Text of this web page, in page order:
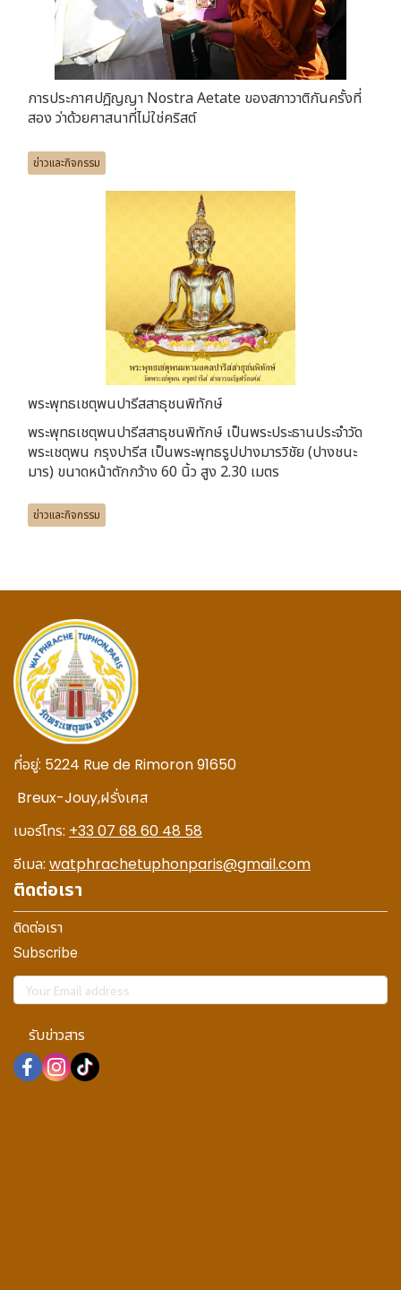
การประกาศปฎิญญา Nostra Aetate ของสภาวาติกันครั้งที่
สอง ว่าด้วยศาสนาที่ไม่ใช่คริสต์
ข่าวและกิจกรรม
พระพุทธเชตุพนปารีสสาธุชนพิทักษ์
พระพุทธเชตุพนปารีสสาธุชนพิทักษ์ เป็นพระประธานประจำวัด
พระเชตุพน กรุงปารีส เป็นพระพุทธรูปปางมารวิชัย (ปางชนะ
มาร) ขนาดหน้าตักกว้าง 60 นิ้ว สูง 2.30 เมตร
ข่าวและกิจกรรม
ที่อยู่: 5224 Rue de Rimoron 91650
Breux-Jouy,ฝรั่งเศส
เบอร์โทร: +33 07 68 60 48 58
อีเมล: watphrachetuphonparis@gmail.com
ติดต่อเรา
ติดต่อเรา
Subscribe
รับข่าวสาร